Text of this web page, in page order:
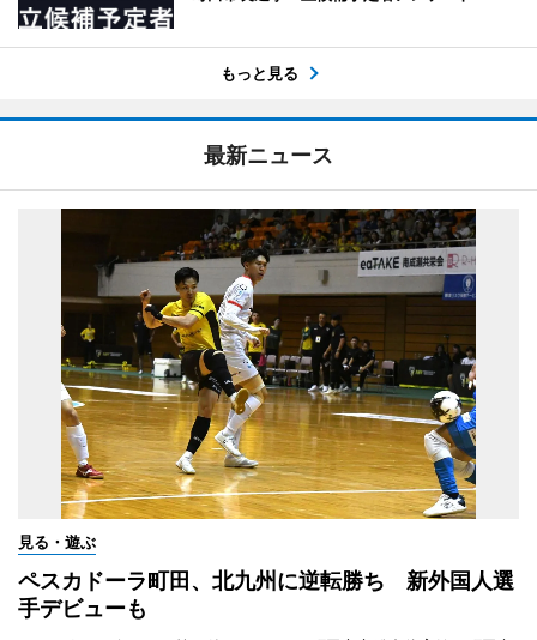
もっと見る
最新ニュース
見る・遊ぶ
ペスカドーラ町田、北九州に逆転勝ち 新外国人選
手デビューも